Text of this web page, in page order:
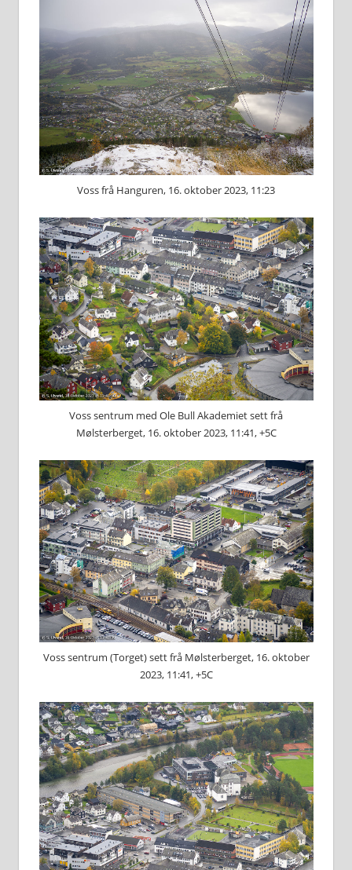
Voss frå Hanguren, 16. oktober 2023, 11:23
Voss sentrum med Ole Bull Akademiet sett frå
Mølsterberget, 16. oktober 2023, 11:41, +5C
Voss sentrum (Torget) sett frå Mølsterberget, 16. oktober
2023, 11:41, +5C